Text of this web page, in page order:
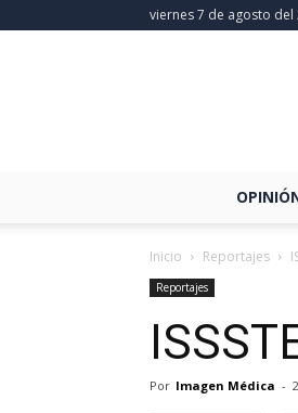
viernes 7 de agosto del
Inicio Reportajes
Reportajes
Por Imagen Médica -